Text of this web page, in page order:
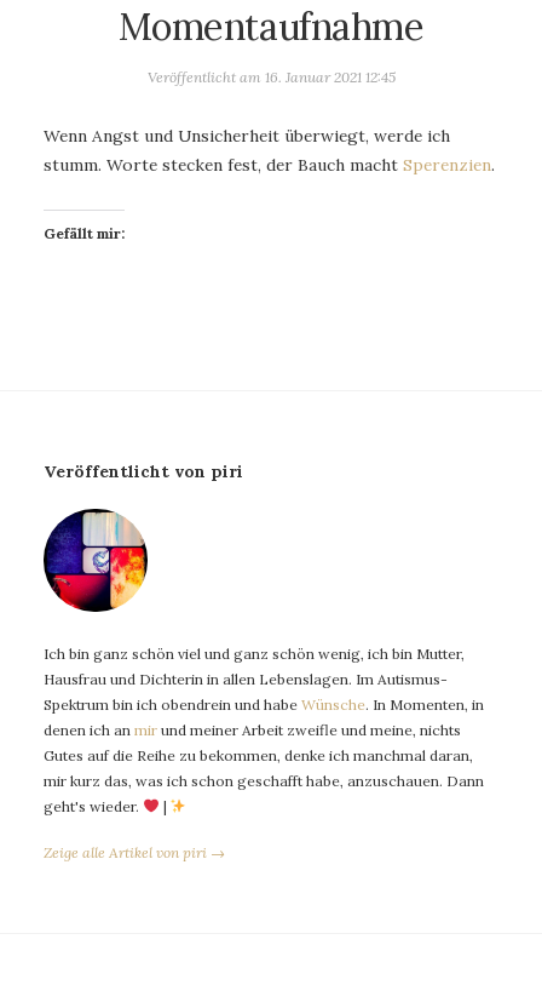
Momentaufnahme
Veröffentlicht am 16. Januar 2021 12:45
Wenn Angst und Unsicherheit überwiegt, werde ich
stumm. Worte stecken fest, der Bauch macht Sperenzien.
Gefällt mir:
Veröffentlicht von piri
Ich bin ganz schön viel und ganz schön wenig, ich bin Mutter,
Hausfrau und Dichterin in allen Lebenslagen. Im Autismus-
Spektrum bin ich obendrein und habe Wünsche. In Momenten, in
denen ich an mir und meiner Arbeit zweifle und meine, nichts
Gutes auf die Reihe zu bekommen, denke ich manchmal daran,
mir kurz das, was ich schon geschafft habe, anzuschauen. Dann
geht's wieder.
|
Zeige alle Artikel von piri →